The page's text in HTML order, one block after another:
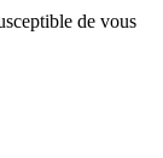
de vous